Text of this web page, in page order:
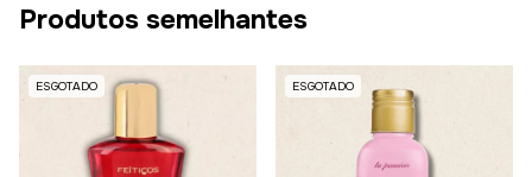
Produtos semelhantes
ESGOTADO ESGOTADO